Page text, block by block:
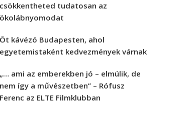
csökkentheted tudatosan az
ökolábnyomodat
Öt kávézó Budapesten, ahol
egyetemistaként kedvezmények várnak
„… ami az emberekben jó – elmúlik, de
nem így a művészetben” – Rófusz
Ferenc az ELTE Filmklubban